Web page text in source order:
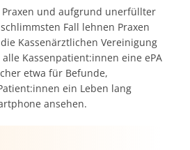
Praxen und aufgrund unerfüllter
Fall lehnen Praxen
Kassenärztlichen Vereinigung
Kassenpatient:innen eine ePA
etwa für Befunde,
ein Leben lang
ansehen.